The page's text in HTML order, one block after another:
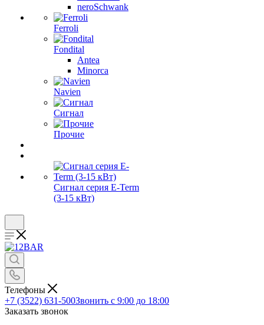
neroSchwank
Ferroli
Fondital
Antea
Minorca
Navien
Сигнал
Прочие
Сигнал серия E-Term
(3-15 кВт)
Телефоны
+7 (3522) 631-500Звонить с 9:00 до 18:00
Заказать звонок